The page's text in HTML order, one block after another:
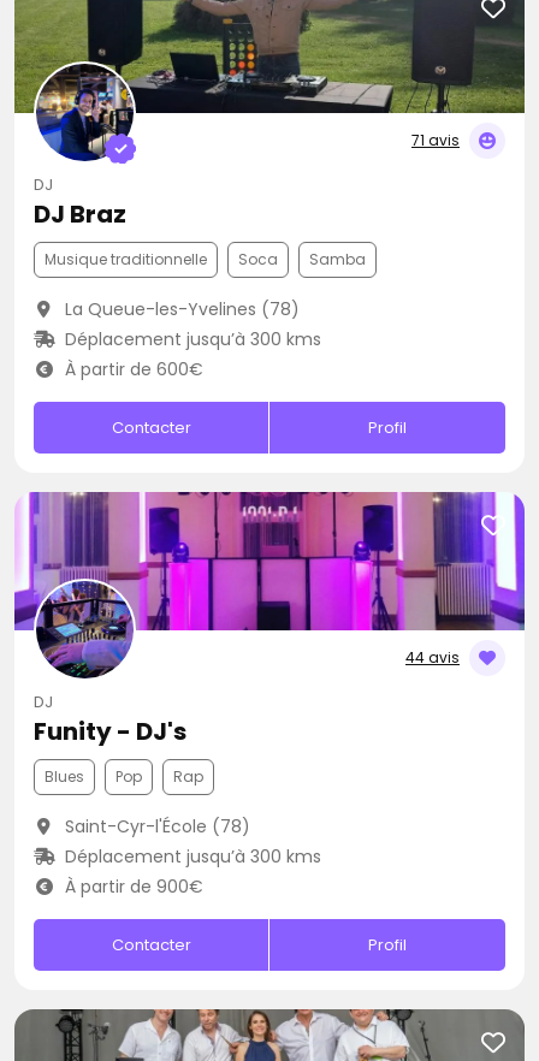
71 avis
DJ
DJ Braz
Musique traditionnelle Soca Samba
La Queue-les-Yvelines (78)
Déplacement jusqu’à 300 kms
À partir de 600€
Contacter Profil
44 avis
DJ
Funity - DJ's
Blues Pop Rap
Saint-Cyr-l'École (78)
Déplacement jusqu’à 300 kms
À partir de 900€
Contacter Profil